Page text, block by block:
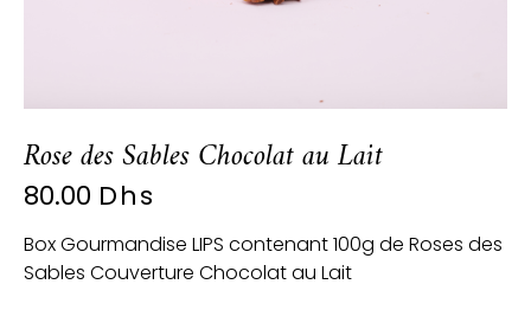
Rose des Sables Chocolat au Lait
80.00 Dhs
Box Gourmandise LIPS contenant 100g de Roses des
Sables Couverture Chocolat au Lait